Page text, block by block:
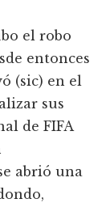
el robo
entonces
(sic) en el
sus
de FIFA
abrió una